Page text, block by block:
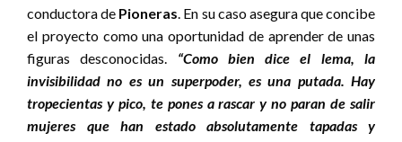
conductora de Pioneras . En su caso asegura que concibe
el proyecto como una oportunidad de aprender de unas
figuras desconocidas.
“Como bien dice el lema, la
invisibilidad no es un superpoder, es una putada. Hay
tropecientas y pico, te pones a rascar y no paran de salir
mujeres que han estado absolutamente tapadas y